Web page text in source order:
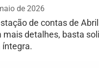
de 2026
de contas de
detalhes, basta
íntegra.